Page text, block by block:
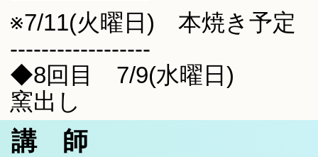
※7/11(火曜日) 本焼き予定
------------------
◆8回目 7/9(水曜日)
窯出し
講 師